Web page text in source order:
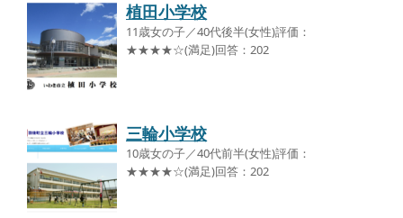
植田小学校
11歳女の子／40代後半(女性)評価：
★★★★☆(満足)回答：202
三輪小学校
10歳女の子／40代前半(女性)評価：
★★★★☆(満足)回答：202